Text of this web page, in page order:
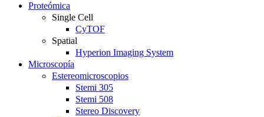
Proteómica
Single Cell
CyTOF
Spatial
Hyperion Imaging System
Microscopía
Estereomicroscopios
Stemi 305
Stemi 508
Stereo Discovery